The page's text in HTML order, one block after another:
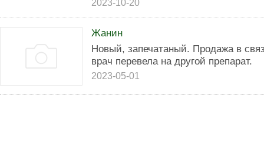
2023-10-20
Жанин
Новый, запечатаный. Продажа в
врач перевела на другой препарат.
2023-05-01